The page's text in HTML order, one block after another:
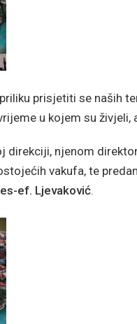
prisjetiti se naših
u kojem su
njenom
vakufa, te
ef. Ljevaković.